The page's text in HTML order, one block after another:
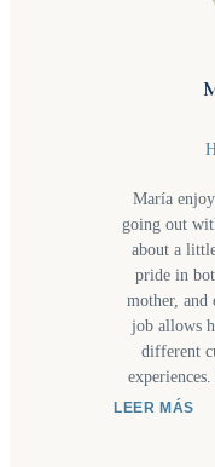
María
going out
about a
pride in
mother, and
job allows
different
experiences. She hopes every guest leaves
with a
the
LEER MÁS